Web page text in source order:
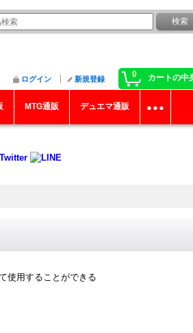
0 カートの中
ログイン 新規登録
MTG通販 デュエマ通販
使用することができる